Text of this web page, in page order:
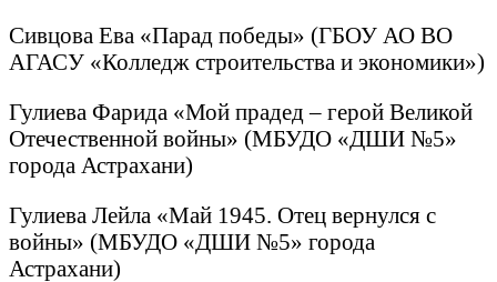
Сивцова Ева «Парад победы» (ГБОУ АО ВО
АГАСУ «Колледж строительства и экономики»)
Гулиева Фарида «Мой прадед – герой Великой
Отечественной войны» (МБУДО «ДШИ №5»
города Астрахани)
Гулиева Лейла «Май 1945. Отец вернулся с
войны» (МБУДО «ДШИ №5» города
Астрахани)